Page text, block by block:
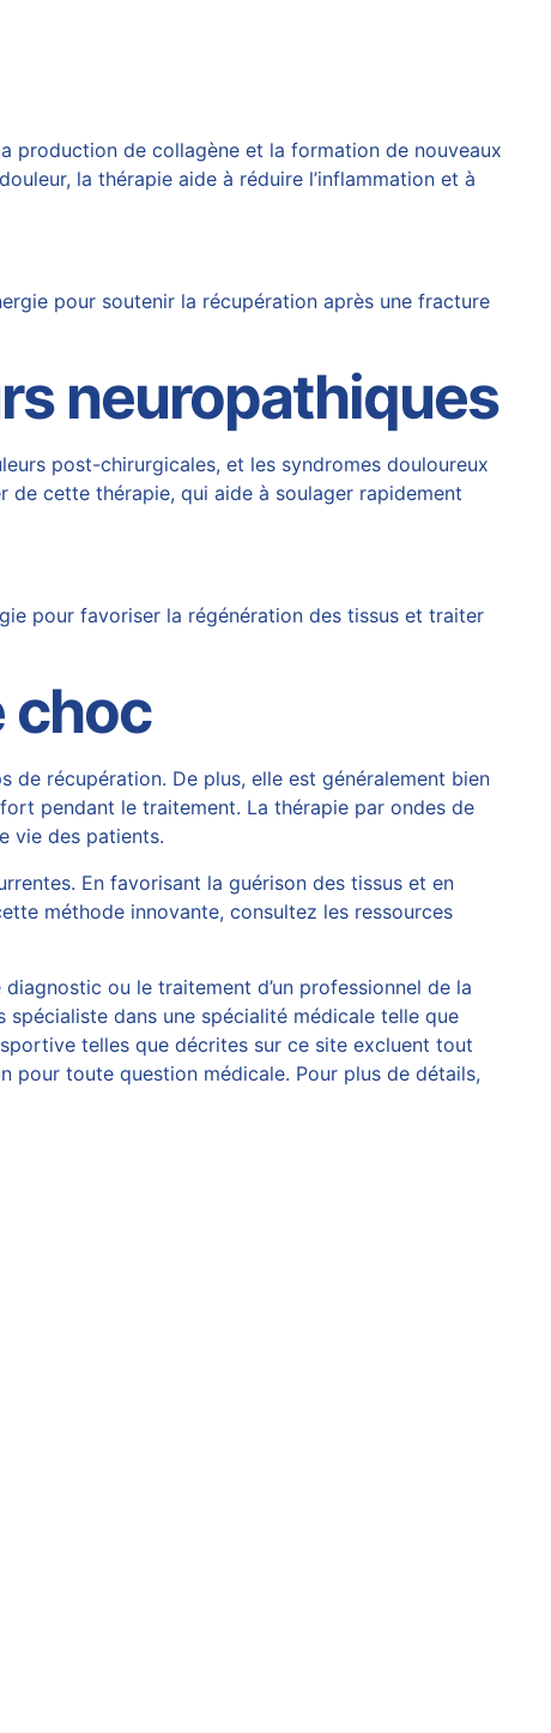
production de collagène et la formation de nouveaux
la thérapie aide à réduire l’inflammation et à
pour soutenir la récupération après une fracture
neuropathiques
post-chirurgicales, et les syndromes douloureux
cette thérapie, qui aide à soulager rapidement
pour favoriser la régénération des tissus et traiter
choc
de récupération. De plus, elle est généralement bien
pendant le traitement. La thérapie par ondes de
vie des patients.
En favorisant la guérison des tissus et en
méthode innovante, consultez les ressources
ou le traitement d’un professionnel de la
spécialiste dans une spécialité médicale telle que
telles que décrites sur ce site excluent tout
pour toute question médicale. Pour plus de détails,